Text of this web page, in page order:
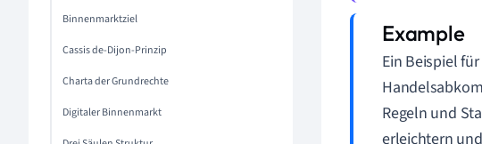
Binnenmarktziel
Cassis de-Dijon-Prinzip
Charta der Grundrechte
Digitaler Binnenmarkt
Ein Beispiel
Regeln und
erleichtern